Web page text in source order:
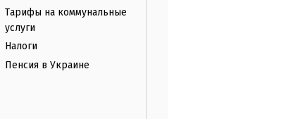
Тарифы на коммунальные
услуги
Налоги
Пенсия в Украине